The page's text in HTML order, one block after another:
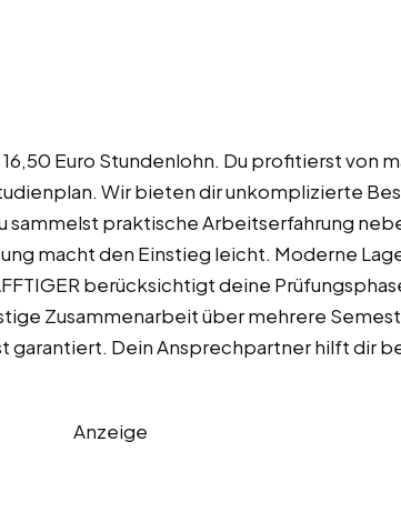
16,50 Euro Stundenlohn. Du profitierst von
Wir bieten dir unkomplizierte
sammelst praktische Arbeitserfahrung
macht den Einstieg leicht. Moderne
berücksichtigt deine
Zusammenarbeit über mehrere
garantiert. Dein Ansprechpartner hilft dir
Anzeige